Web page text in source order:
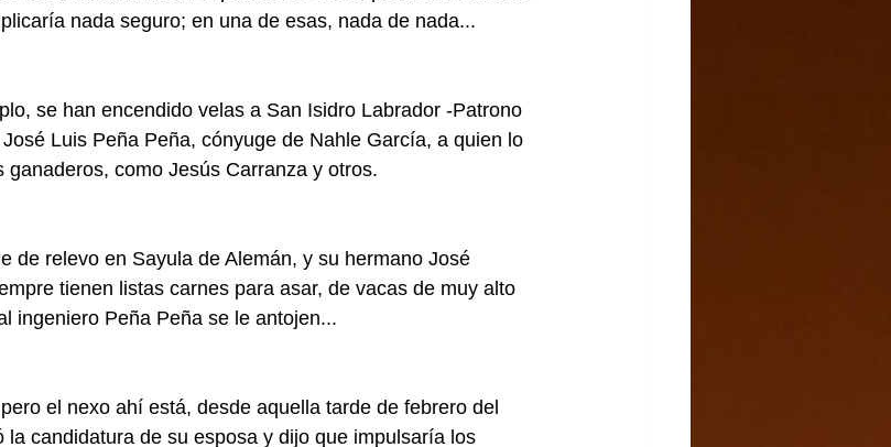
nada seguro; en una de esas, nada de nada...
se han encendido velas a San Isidro Labrador -Patrono
Luis Peña Peña, cónyuge de Nahle García, a quien lo
como Jesús Carranza y otros.
de relevo en Sayula de Alemán, y su hermano José
tienen listas carnes para asar, de vacas de muy alto
ingeniero Peña Peña se le antojen...
el nexo ahí está, desde aquella tarde de febrero del
candidatura de su esposa y dijo que impulsaría los